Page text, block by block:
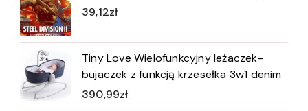
39,12zł
Tiny Love Wielofunkcyjny leżaczek-
bujaczek z funkcją krzesełka 3w1 denim
390,99zł